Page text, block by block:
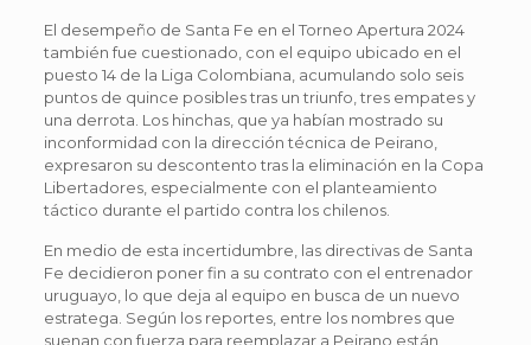
El desempeño de Santa Fe en el Torneo Apertura 2024
también fue cuestionado, con el equipo ubicado en el
puesto 14 de la Liga Colombiana, acumulando solo seis
puntos de quince posibles tras un triunfo, tres empates y
una derrota. Los hinchas, que ya habían mostrado su
inconformidad con la dirección técnica de Peirano,
expresaron su descontento tras la eliminación en la Copa
Libertadores, especialmente con el planteamiento
táctico durante el partido contra los chilenos.
En medio de esta incertidumbre, las directivas de Santa
Fe decidieron poner fin a su contrato con el entrenador
uruguayo, lo que deja al equipo en busca de un nuevo
estratega. Según los reportes, entre los nombres que
suenan con fuerza para reemplazar a Peirano están